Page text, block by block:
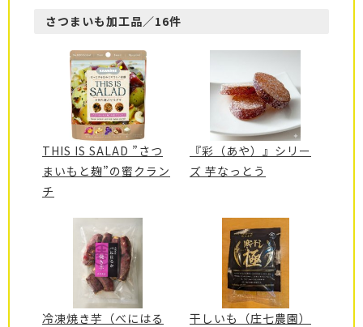
さつまいも加工品／16件
THIS IS SALAD ”さつ
まいもと麹”の蜜クラン
チ
『彩（あや）』シリー
ズ 芋なっとう
冷凍焼き芋（べにはる
干しいも（庄七農園）